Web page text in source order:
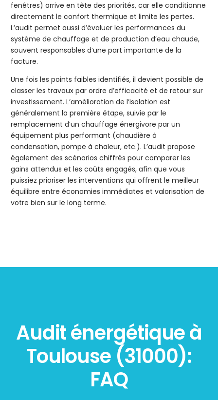
fenêtres) arrive en tête des priorités, car elle conditionne
directement le confort thermique et limite les pertes.
L’audit permet aussi d’évaluer les performances du
système de chauffage et de production d’eau chaude,
souvent responsables d’une part importante de la
facture.
Une fois les points faibles identifiés, il devient possible de
classer les travaux par ordre d’efficacité et de retour sur
investissement. L’amélioration de l’isolation est
généralement la première étape, suivie par le
remplacement d’un chauffage énergivore par un
équipement plus performant (chaudière à
condensation, pompe à chaleur, etc.). L’audit propose
également des scénarios chiffrés pour comparer les
gains attendus et les coûts engagés, afin que vous
puissiez prioriser les interventions qui offrent le meilleur
équilibre entre économies immédiates et valorisation de
votre bien sur le long terme.
Audit énergétique à
Toulouse (31000):
FAQ